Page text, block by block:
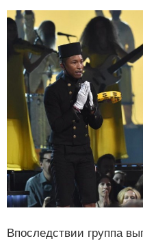
Впоследствии группа